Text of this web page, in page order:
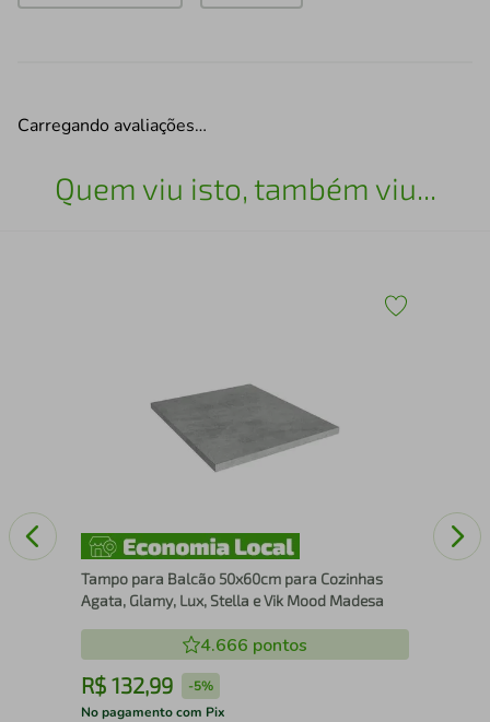
Carregando avaliações…
Quem viu isto, também viu...
Tampo para Balcão 50x60cm para Cozinhas
Agata, Glamy, Lux, Stella e Vik Mood Madesa
4.666 pontos
R$ 132,99 -5%
No pagamento com Pix